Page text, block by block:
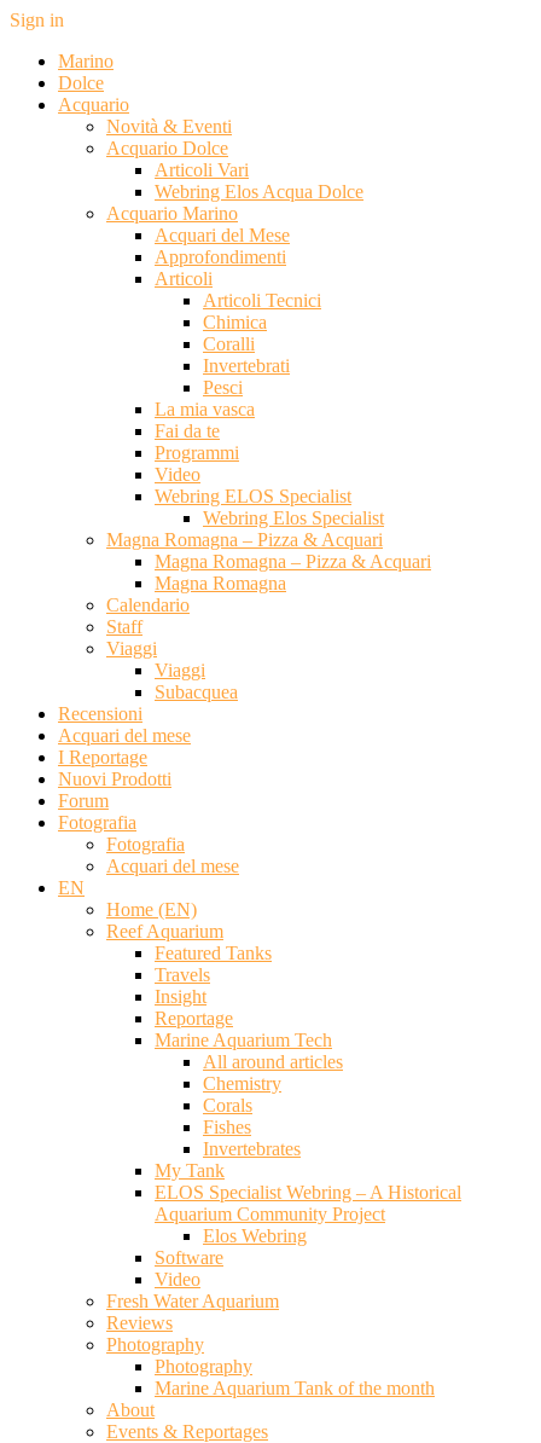
Sign in
Marino
Dolce
Acquario
Novità & Eventi
Acquario Dolce
Articoli Vari
Webring Elos Acqua Dolce
Acquario Marino
Acquari del Mese
Approfondimenti
Articoli
Articoli Tecnici
Chimica
Coralli
Invertebrati
Pesci
La mia vasca
Fai da te
Programmi
Video
Webring ELOS Specialist
Webring Elos Specialist
Magna Romagna – Pizza & Acquari
Magna Romagna – Pizza & Acquari
Magna Romagna
Calendario
Staff
Viaggi
Viaggi
Subacquea
Recensioni
Acquari del mese
I Reportage
Nuovi Prodotti
Forum
Fotografia
Fotografia
Acquari del mese
EN
Home (EN)
Reef Aquarium
Featured Tanks
Travels
Insight
Reportage
Marine Aquarium Tech
All around articles
Chemistry
Corals
Fishes
Invertebrates
My Tank
ELOS Specialist Webring – A Historical
Aquarium Community Project
Elos Webring
Software
Video
Fresh Water Aquarium
Reviews
Photography
Photography
Marine Aquarium Tank of the month
About
Events & Reportages